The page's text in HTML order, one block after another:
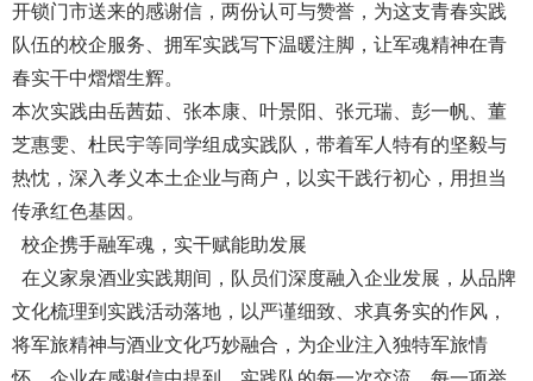
开锁门市送来的感谢信，两份认可与赞誉，为这支青春实践
队伍的校企服务、拥军实践写下温暖注脚，让军魂精神在青
春实干中熠熠生辉。
本次实践由岳茜茹、张本康、叶景阳、张元瑞、彭一帆、董
芝惠雯、杜民宇等同学组成实践队，带着军人特有的坚毅与
热忱，深入孝义本土企业与商户，以实干践行初心，用担当
传承红色基因。
校企携手融军魂，实干赋能助发展
在义家泉酒业实践期间，队员们深度融入企业发展，从品牌
文化梳理到实践活动落地，以严谨细致、求真务实的作风，
将军旅精神与酒业文化巧妙融合，为企业注入独特军旅情